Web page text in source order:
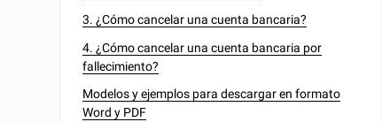
3. ¿Cómo cancelar una cuenta bancaria?
4. ¿Cómo cancelar una cuenta bancaria por
fallecimiento?
Modelos y ejemplos para descargar en formato
Word y PDF